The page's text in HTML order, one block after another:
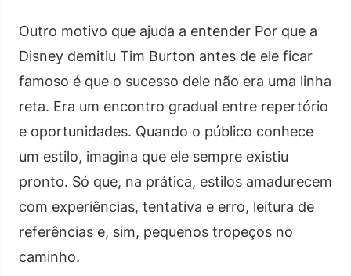
Outro motivo que ajuda a entender Por que a
Disney demitiu Tim Burton antes de ele ficar
famoso é que o sucesso dele não era uma linha
reta. Era um encontro gradual entre repertório
e oportunidades. Quando o público conhece
um estilo, imagina que ele sempre existiu
pronto. Só que, na prática, estilos amadurecem
com experiências, tentativa e erro, leitura de
referências e, sim, pequenos tropeços no
caminho.